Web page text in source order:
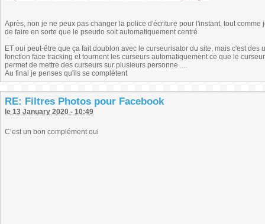
Après, non je ne peux pas changer la police d'écriture pour l'instant, tout
de faire en sorte que le pseudo soit automatiquement centré
ET oui peut-être que ça fait doublon avec le curseurisator du site, mais c'est
fonction face tracking et tournent les curseurs automatiquement ce que le
permet de mettre des curseurs sur plusieurs personne ....
Au final je penses qu'ils se complètent
RE: Filtres Photos pour Facebook
le 13 January 2020 - 10:49
C’est un bon complément oui